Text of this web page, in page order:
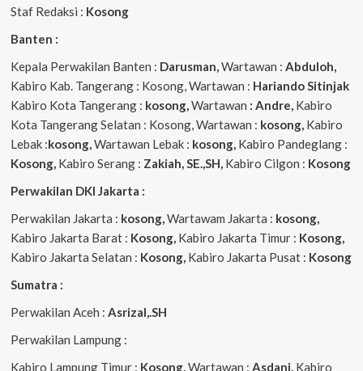
Staf Redaksi : Kosong
Banten :
Kepala Perwakilan Banten : Darusman, Wartawan : Abduloh,
Kabiro Kab. Tangerang : Kosong, Wartawan : Hariando Sitinjak
Kabiro Kota Tangerang : kosong, Wartawan : Andre, Kabiro
Kota Tangerang Selatan : Kosong, Wartawan : kosong, Kabiro
Lebak :kosong, Wartawan Lebak : kosong, Kabiro Pandeglang :
Kosong, Kabiro Serang : Zakiah, SE.,SH, Kabiro Cilgon : Kosong
Perwakilan DKI Jakarta :
Perwakilan Jakarta : kosong, Wartawam Jakarta : kosong,
Kabiro Jakarta Barat : Kosong, Kabiro Jakarta Timur : Kosong,
Kabiro Jakarta Selatan : Kosong, Kabiro Jakarta Pusat : Kosong
Sumatra :
Perwakilan Aceh : Asrizal,.SH
Perwakilan Lampung :
Kabiro Lampung Timur : Kosong, Wartawan : Asdani, Kabiro